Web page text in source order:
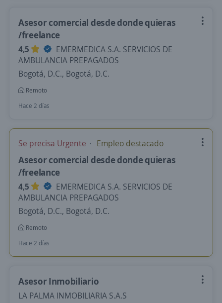
Asesor comercial desde donde quieras
/freelance
4,5
EMERMEDICA S.A. SERVICIOS DE
AMBULANCIA PREPAGADOS
Bogotá, D.C., Bogotá, D.C.
Remoto
Hace 2 días
Se precisa Urgente Empleo destacado
Asesor comercial desde donde quieras
/freelance
4,5
EMERMEDICA S.A. SERVICIOS DE
AMBULANCIA PREPAGADOS
Bogotá, D.C., Bogotá, D.C.
Remoto
Hace 2 días
Asesor Inmobiliario
LA PALMA INMOBILIARIA S.A.S